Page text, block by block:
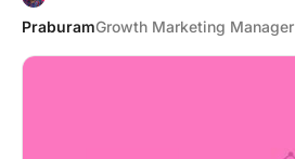
PraburamGrowth Marketing Manager